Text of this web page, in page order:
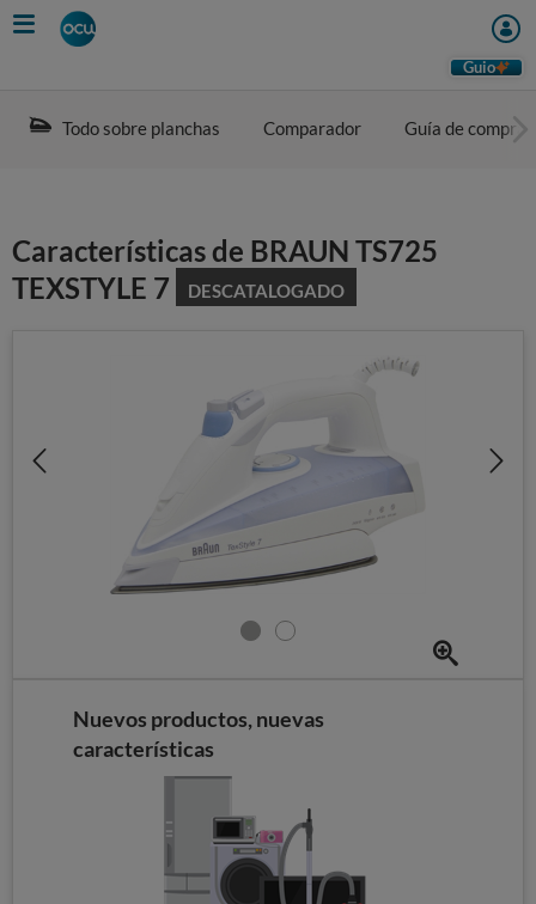
Skip
to
Guio
Todo sobre planchas Comparador Guía de compra
Características de BRAUN TS725
TEXSTYLE 7
DESCATALOGADO
Nuevos productos, nuevas
características